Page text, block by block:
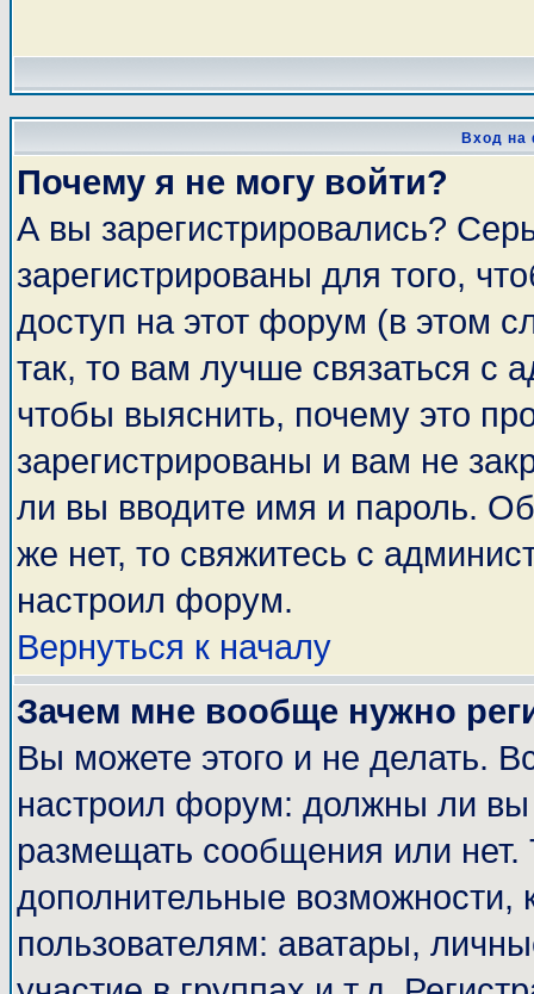
Вход на
Почему я не могу войти?
А вы зарегистрировались?
зарегистрированы для того,
доступ на этот форум (в этом
так, то вам лучше связаться с
чтобы выяснить, почему это
зарегистрированы и вам не
ли вы вводите имя и пароль.
же нет, то свяжитесь с
настроил форум.
Вернуться к началу
Зачем мне вообще нужно
Вы можете этого и не делать.
настроил форум: должны ли вы
размещать сообщения или
дополнительные
пользователям: аватары,